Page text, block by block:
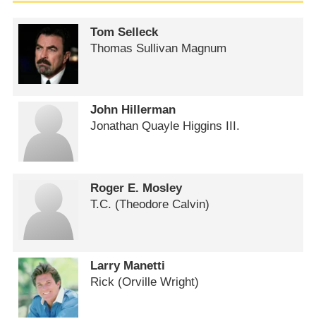
Tom Selleck
Thomas Sullivan Magnum
John Hillerman
Jonathan Quayle Higgins III.
Roger E. Mosley
T.C. (Theodore Calvin)
Larry Manetti
Rick (Orville Wright)